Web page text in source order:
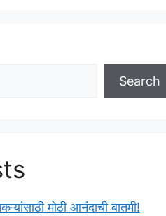
Search
मोठी आनंदाची बातमी!